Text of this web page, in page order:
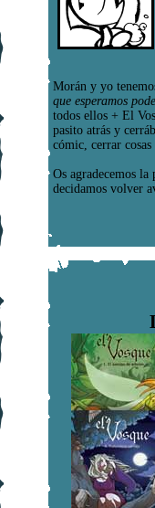
Morán y yo
que esperamos
todos ellos + El
pasito atrás y
cómic, cerrar
Os agradecemos la
decidamos volver